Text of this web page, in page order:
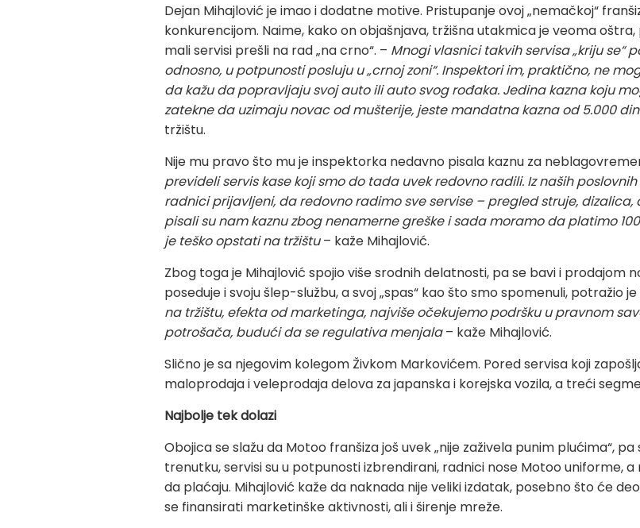
Dejan Mihajlović je imao i dodatne motive. Pristupanje ovoj „nemačkoj“
konkurencijom. Naime, kako on objašnjava, tržišna utakmica je veoma
mali servisi prešli na rad „na crno“. – Mnogi vlasnici takvih servisa „kriju se“
odnosno, u potpunosti posluju u „crnoj zoni“. Inspektori im, praktično, ne
da kažu da popravljaju svoj auto ili auto svog rođaka. Jedina kazna koju
zatekne da uzimaju novac od mušterije, jeste mandatna kazna od 5.000
tržištu.
Nije mu pravo što mu je inspektorka nedavno pisala kaznu za
prevideli servis kase koji smo do tada uvek redovno radili. Iz naših
radnici prijavljeni, da redovno radimo sve servise – pregled struje,
pisali su nam kaznu zbog nenamerne greške i sada moramo da platimo
je teško opstati na tržištu– kaže Mihajlović.
Zbog toga je Mihajlović spojio više srodnih delatnosti, pa se bavi i prodajom
poseduje i svoju šlep-službu, a svoj „spas“ kao što smo spomenuli, potražio je
na tržištu, efekta od marketinga, najviše očekujemo podršku u pravnom
potrošača, budući da se regulativa menjala– kaže Mihajlović.
Slično je sa njegovim kolegom Živkom Markovićem. Pored servisa koji
maloprodaja i veleprodaja delova za japanska i korejska vozila, a treći
Najbolje tek dolazi
Obojica se slažu da Motoo franšiza još uvek „nije zaživela punim plućima“,
trenutku, servisi su u potpunosti izbrendirani, radnici nose Motoo uniforme,
da plaćaju. Mihajlović kaže da naknada nije veliki izdatak, posebno što će
se finansirati marketinške aktivnosti, ali i širenje mreže.